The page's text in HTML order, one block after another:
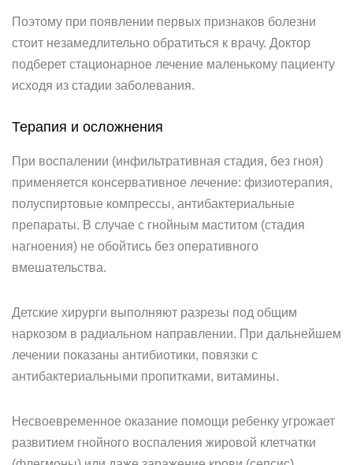
Поэтому при появлении первых признаков болезни
стоит незамедлительно обратиться к врачу. Доктор
подберет стационарное лечение маленькому пациенту
исходя из стадии заболевания.
Терапия и осложнения
При воспалении (инфильтративная стадия, без гноя)
применяется консервативное лечение: физиотерапия,
полуспиртовые компрессы, антибактериальные
препараты. В случае с гнойным маститом (стадия
нагноения) не обойтись без оперативного
вмешательства.
Детские хирурги выполняют разрезы под общим
наркозом в радиальном направлении. При дальнейшем
лечении показаны антибиотики, повязки с
антибактериальными пропитками, витамины.
Несвоевременное оказание помощи ребенку угрожает
развитием гнойного воспаления жировой клетчатки